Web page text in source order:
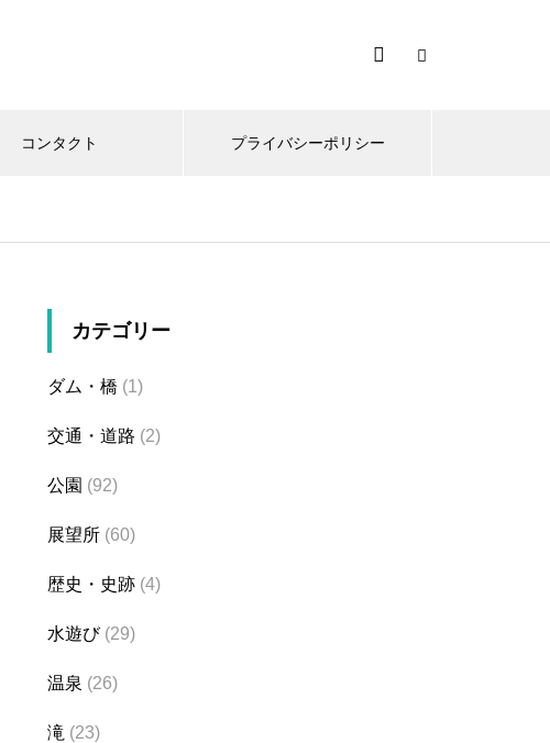
コンタクト プライバシーポリシー
カテゴリー
ダム・橋 (1)
交通・道路 (2)
公園 (92)
展望所 (60)
歴史・史跡 (4)
水遊び(29)
温泉 (26)
滝 (23)